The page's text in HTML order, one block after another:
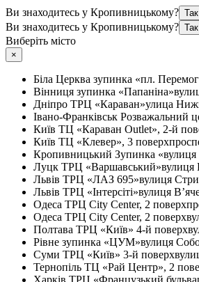
Ви знаходитесь у Кропивницькому? Так
Ви знаходитесь у Кропивницькому? Так
Виберіть місто
×
Біла Церква зупинка «пл.
Вінниця зупинка «Папаніна»
Дніпро ТРЦ «Караван»улица
Івано-Франківськ Розважальний
Київ ТЦ «Караван Outlet», 2-й
Київ ТЦ «Клевер», 3 поверх
Кропивницький Зупинка
Луцк ТРЦ «Варшавський»вулиця
Львів ТРЦ «ЛАЗ 695»вулиця
Львів ТРЦ «Інтерсіті»вулиця
Одеса ТРЦ City Center, 2 поверх
Одеса ТРЦ City Center, 2 поверх
Полтава ТРЦ «Київ» 4-й поверх
Рівне зупинка «ЦУМ»вулиця
Суми ТРЦ «Київ» 3-й поверх
Тернопіль ТЦ «Рай Центр», 2
Харків ТРЦ «Французький